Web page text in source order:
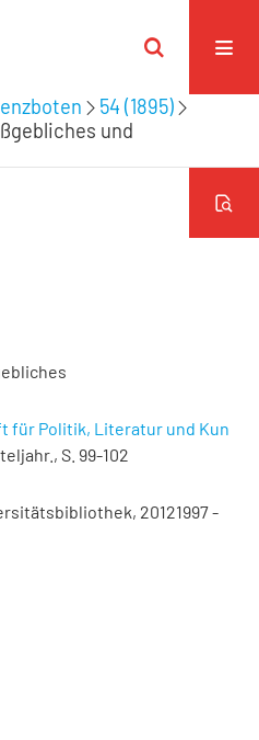
54 (1895)
und
für Politik, Literatur und Kun
S. 99-102
20121997 -